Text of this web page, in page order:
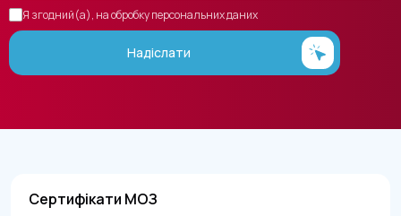
Я згодний(а), на обробку персональних даних
Надіслати
Сертифікати МОЗ